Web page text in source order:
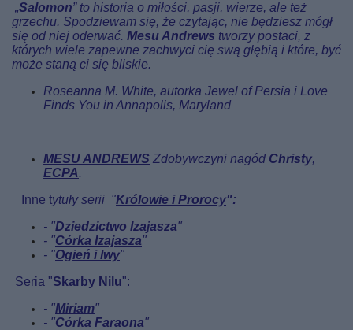
„Salomon” to historia o miłości, pasji, wierze, ale też
grzechu. Spodziewam się, że czytając, nie będziesz mógł
się od niej oderwać. Mesu Andrews tworzy postaci, z
których wiele zapewne zachwyci cię swą głębią i które, być
może staną ci się bliskie.
Roseanna M. White, autorka Jewel of Persia i Love
Finds You in Annapolis, Maryland
MESU ANDREWS Zdobywczyni nagód Christy,
ECPA.
Inne tytuły serii "Królowie i Prorocy":
- "Dziedzictwo Izajasza"
- "Córka Izajasza"
- "Ogień i lwy"
Seria "Skarby Nilu":
- "Miriam"
- "Córka Faraona"